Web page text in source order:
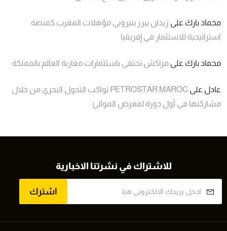
محماد بارك على زيدان يبرز بنيروبي مؤهلات المغرب كمنصة
استراتيجية للاستثمار في إفريقيا
محماد بارك على مراكش تحتفي باستثمارات مغاربة العالم بالمملكة
عادل على
PETROSTAR MAROC تواكب التحول البحري من خلال
مشاركتها في أول دورة لمعرض الموانئ
للاشتراك في نشرتنا الاخبارية
اشترك